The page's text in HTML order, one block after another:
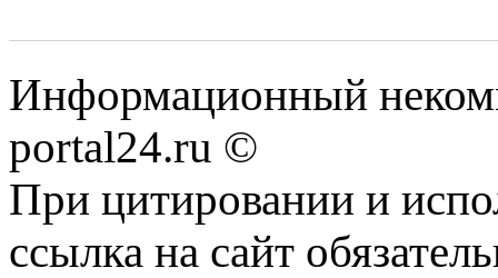
Информационный
portal24.ru ©
При цитировании и
ссылка на сайт